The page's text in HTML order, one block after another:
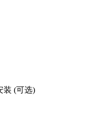
装 (可选)